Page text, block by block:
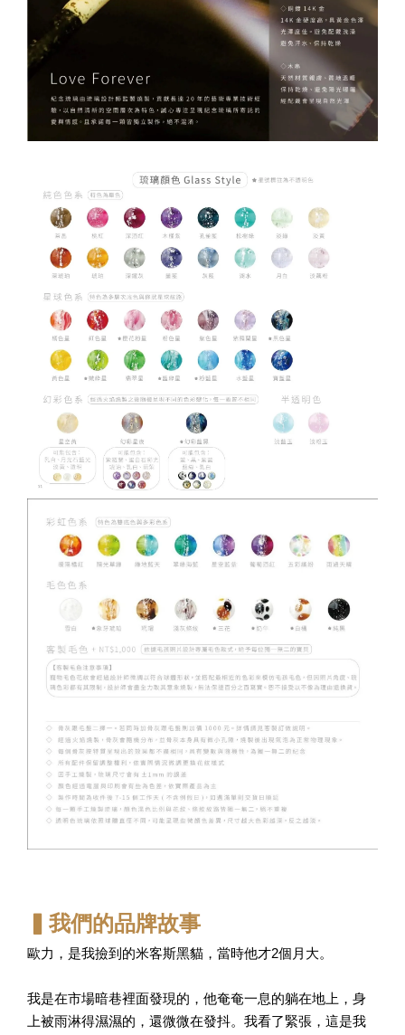
▍我們的品牌故事
歐力，是我撿到的米客斯黑貓，當時他才2個月大。
我是在市場暗巷裡面發現的，他奄奄一息的躺在地上，身
上被雨淋得濕濕的，還微微在發抖。我看了緊張，這是我